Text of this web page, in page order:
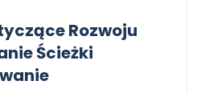
Rozwoju
Ścieżki